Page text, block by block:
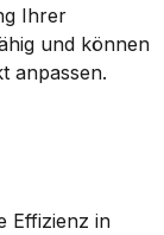
Ihrer
und können
anpassen.
Effizienz in